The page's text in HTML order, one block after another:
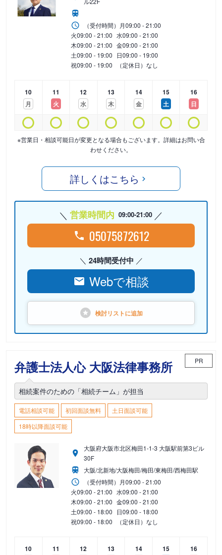
（受付時間） 月09:00 - 21:00
火09:00 - 21:00 水09:00 - 21:00
木09:00 - 21:00 金09:00 - 21:00
土09:00 - 19:00 日09:00 - 19:00
祝09:00 - 19:00 （定休日）なし
10
月
11
火
12
水
13
木
14
金
15
土
16
日
※営業日・相談可能日が変更となる場合もございます。詳細はお問い合
わせください。
詳しくはこちら
営業時間内 09:00-21:00
05075872612
24時間受付中
Webで相談
検討リストに追加
弁護士法人心 大阪法律事務所 PR
相続案件のための「相続チーム」が担当
電話相談可能 初回面談無料
土日面談可能
18時以降面談可能
大阪府大阪市北区梅田1-1-3 大阪駅前第3ビル
30F
大阪/北新地/大阪梅田/梅田/東梅田/西梅田駅
（受付時間） 月09:00 - 21:00
火09:00 - 21:00 水09:00 - 21:00
木09:00 - 21:00 金09:00 - 21:00
土09:00 - 18:00 日09:00 - 18:00
祝09:00 - 18:00 （定休日）なし
10
11
12
13
14
15
16